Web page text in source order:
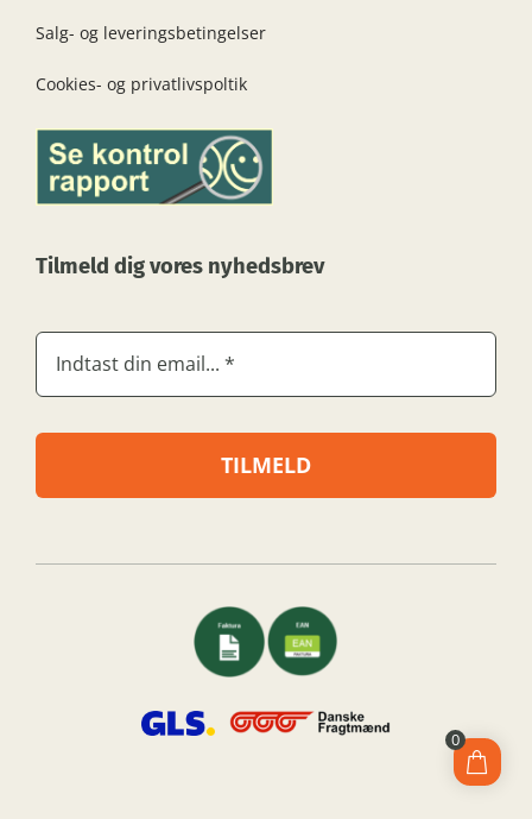
Salg- og leveringsbetingelser
Cookies- og privatlivspoltik
Tilmeld dig vores nyhedsbrev
TILMELD
0